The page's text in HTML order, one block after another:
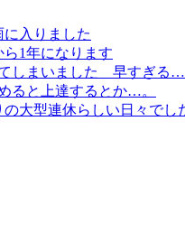
入りました
1年になります
しまいました 早すぎる
ると上達するとか…。
大型連休らしい日々でし